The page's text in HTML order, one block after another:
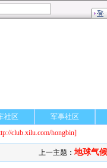
社区
军事社区
club.xilu.com/hongbin]
上一主题：地球气